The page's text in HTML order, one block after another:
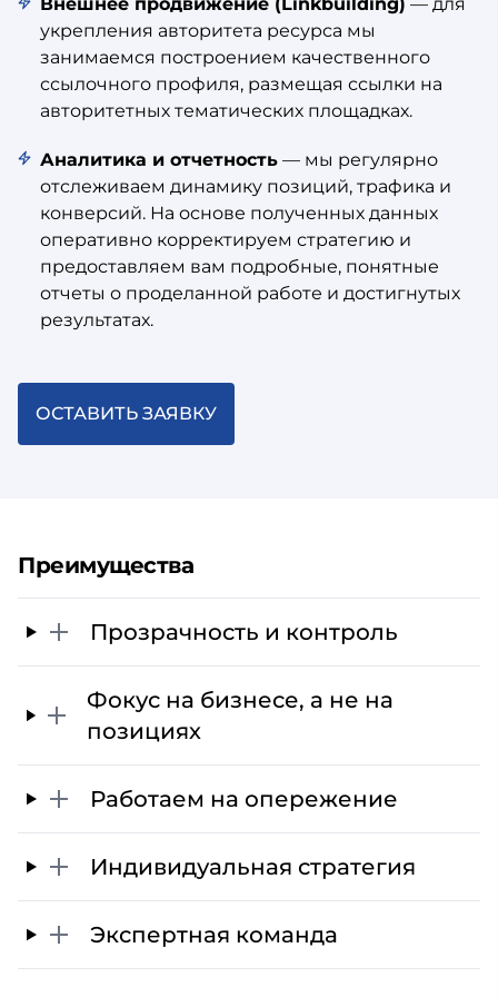
укрепления авторитета ресурса мы
занимаемся построением качественного
ссылочного профиля, размещая ссылки на
авторитетных тематических площадках.
Аналитика и отчетность — мы регулярно
отслеживаем динамику позиций, трафика и
конверсий. На основе полученных данных
оперативно корректируем стратегию и
предоставляем вам подробные, понятные
отчеты о проделанной работе и достигнутых
результатах.
ОСТАВИТЬ ЗАЯВКУ
Преимущества
Прозрачность и контроль
Фокус на бизнесе, а не на
позициях
Работаем на опережение
Индивидуальная стратегия
Экспертная команда